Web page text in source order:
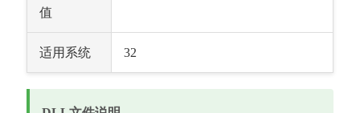
值
适用系统 32